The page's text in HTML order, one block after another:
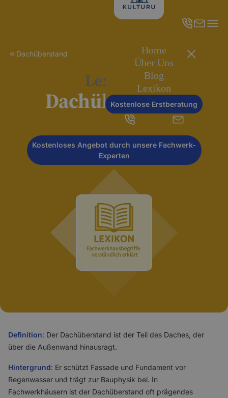
Home
Über Uns
Blog
Lexikon
Kostenlose Erstberatung
Dachüberstand
Lexikon
Dachüberstand
Kostenloses Angebot durch unsere Fachwerk-
Experten
Definition: Der Dachüberstand ist der Teil des Daches, der
über die Außenwand hinausragt.
Hintergrund: Er schützt Fassade und Fundament vor
Regenwasser und trägt zur Bauphysik bei. In
Fachwerkhäusern ist der Dachüberstand oft prägendes